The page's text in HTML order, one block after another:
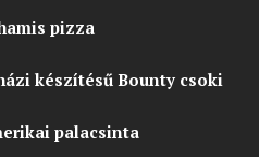
pizza
készítésű Bounty csoki
palacsinta